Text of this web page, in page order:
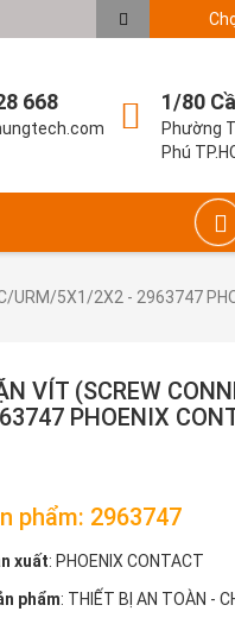
668 1/80
Phường
Phú
URM/5X1/2X2 - 2963747
VÍT (SCREW
PHOENIX
phẩm: 2963747
xuất: PHOENIX CONTACT
phẩm: THIẾT BỊ AN TOÀN -